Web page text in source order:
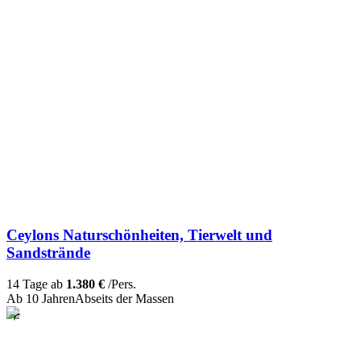
Ceylons Naturschönheiten, Tierwelt und
Sandstrände
14 Tage ab 1.380 € /Pers.
Ab 10 JahrenAbseits der Massen